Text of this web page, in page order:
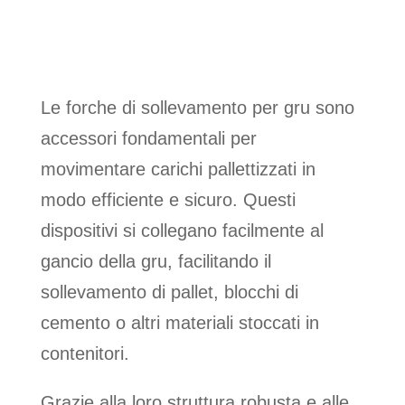
Le forche di sollevamento per gru sono
accessori fondamentali per
movimentare carichi pallettizzati in
modo efficiente e sicuro. Questi
dispositivi si collegano facilmente al
gancio della gru, facilitando il
sollevamento di pallet, blocchi di
cemento o altri materiali stoccati in
contenitori.